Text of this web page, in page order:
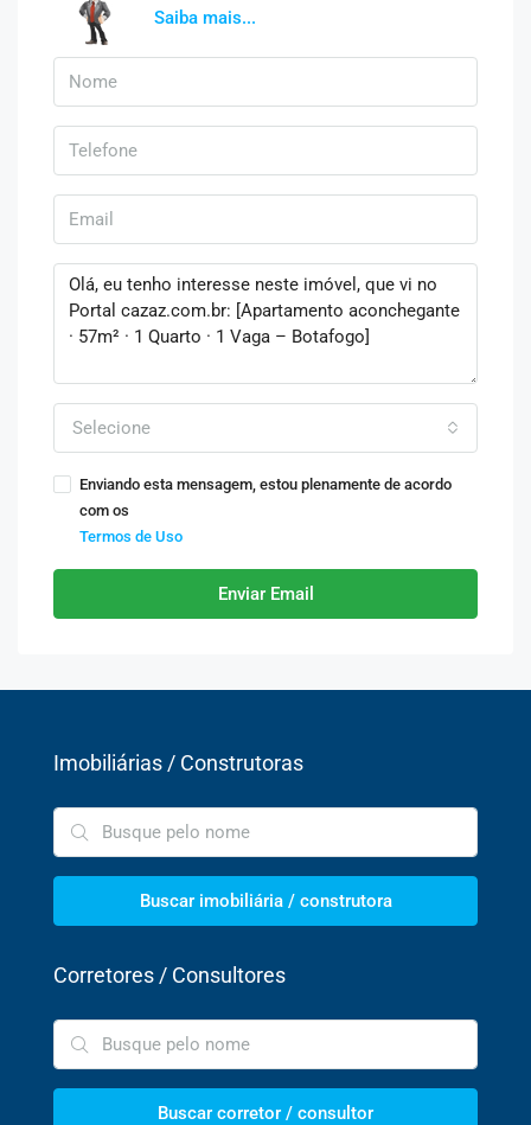
Saiba mais...
Selecione
Enviando esta mensagem, estou plenamente de acordo
com os
Termos de Uso
Enviar Email
Imobiliárias / Construtoras
Buscar imobiliária / construtora
Corretores / Consultores
Buscar corretor / consultor